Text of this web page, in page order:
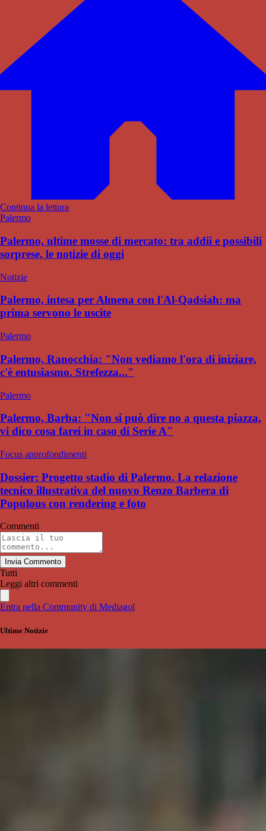
Continua la lettura
Palermo
Palermo, ultime mosse di mercato: tra addii e possibili
sorprese, le notizie di oggi
Notizie
Palermo, intesa per Almena con l'Al-Qadsiah: ma
prima servono le uscite
Palermo
Palermo, Ranocchia: "Non vediamo l'ora di iniziare,
c'è entusiasmo. Strefezza..."
Palermo
Palermo, Barba: "Non si può dire no a questa piazza,
vi dico cosa farei in caso di Serie A"
Focus approfondimenti
Dossier: Progetto stadio di Palermo. La relazione
tecnico illustrativa del nuovo Renzo Barbera di
Populous con rendering e foto
Commenti
Invia Commento
Tutti
Leggi altri commenti
Entra nella Community di Mediagol
Ultime Notizie